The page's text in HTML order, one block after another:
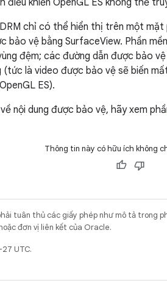
điều khiển OpenGL ES không thể
chỉ có thể hiển thị trên một
bảo vệ bằng SurfaceView. Phần
đệm; các đường dẫn được bảo
là video được bảo vệ sẽ biến
ES).
nội dung được bảo vệ, hãy xem
Thông tin này có hữu ích không
tuân thủ các giấy phép như mô tả trong
đơn vị liên kết của Oracle.
UTC.